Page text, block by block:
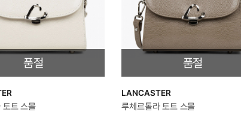
품절
토트 스몰
품절
LANCASTER
루체르톨라 토트 스몰